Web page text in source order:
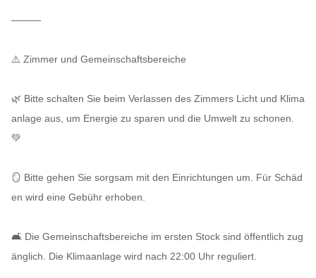
———
⚠️ Zimmer und Gemeinschaftsbereiche
🌿 Bitte schalten Sie beim Verlassen des Zimmers Licht und Klima
anlage aus, um Energie zu sparen und die Umwelt zu schonen.
💚
🪞 Bitte gehen Sie sorgsam mit den Einrichtungen um. Für Schäd
en wird eine Gebühr erhoben.
🛋️ Die Gemeinschaftsbereiche im ersten Stock sind öffentlich zug
änglich. Die Klimaanlage wird nach 22:00 Uhr reguliert.